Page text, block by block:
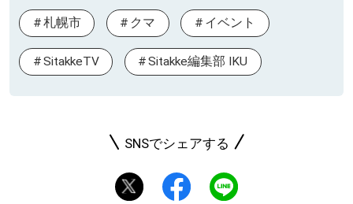
札幌市 クマ イベント
SitakkeTV Sitakke編集部 IKU
SNSでシェアする